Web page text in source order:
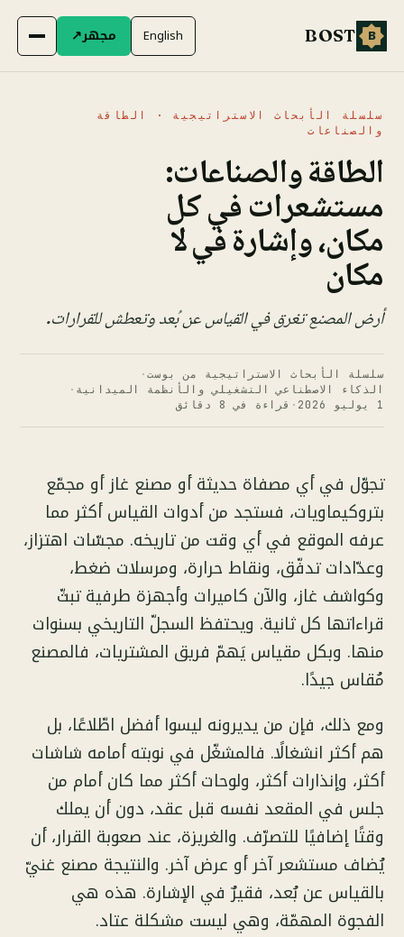
B
BOST
English مجهر↗
سلسلة الأبحاث الاستراتيجية · الطاقة
والصناعات
الطاقة والصناعات:
مستشعرات في كل
مكان، وإشارة في لا
مكان
أرض المصنع تغرق في القياس عن بُعد وتعطش للقرارات.
سلسلة الأبحاث الاستراتيجية من بوست·
الذكاء الاصطناعي التشغيلي والأنظمة الميدانية ·
1 يوليو 2026
· قراءة في 8 دقائق
تجوّل في أي مصفاة حديثة أو مصنع غاز أو مجمّع
بتروكيماويات، فستجد من أدوات القياس أكثر مما
عرفه الموقع في أي وقت من تاريخه. مجسّات اهتزاز،
وعدّادات تدفّق، ونقاط حرارة، ومرسلات ضغط،
وكواشف غاز، والآن كاميرات وأجهزة طرفية تبثّ
قراءاتها كل ثانية. ويحتفظ السجلّ التاريخي بسنوات
منها. وبكل مقياس يَهمّ فريق المشتريات، فالمصنع
مُقاس جيدًا.
ومع ذلك، فإن من يديرونه ليسوا أفضل اطّلاعًا، بل
هم أكثر انشغالًا. فالمشغّل في نوبته أمامه شاشات
أكثر، وإنذارات أكثر، ولوحات أكثر مما كان أمام من
جلس في المقعد نفسه قبل عقد، دون أن يملك
وقتًا إضافيًا للتصرّف. والغريزة، عند صعوبة القرار، أن
يُضاف مستشعر آخر أو عرض آخر. والنتيجة مصنع غنيّ
بالقياس عن بُعد، فقيرٌ في الإشارة. هذه هي
الفجوة المهمّة، وهي ليست مشكلة عتاد.